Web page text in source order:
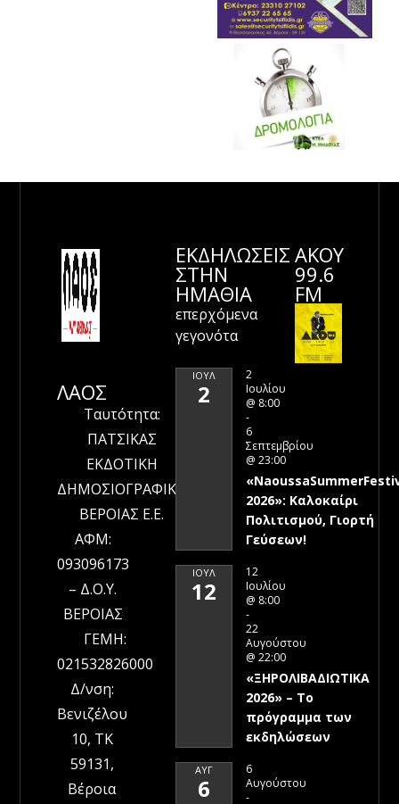
ΛΑΟΣ
Ταυτότητα:
ΠΑΤΣΙΚΑΣ
ΕΚΔΟΤΙΚΗ
ΔΗΜΟΣΙΟΓΡΑΦΙΚΗ
ΒΕΡΟΙΑΣ Ε.Ε.
ΑΦΜ:
093096173
– Δ.Ο.Υ.
ΒΕΡΟΙΑΣ
ΓΕΜΗ:
021532826000
Δ/νση:
Βενιζέλου
10, ΤΚ
59131,
Βέροια
ΕΚΔΗΛΩΣΕΙΣ
ΣΤΗΝ
ΗΜΑΘΊΑ
επερχόμενα
γεγονότα
ΙΟΎΛ
2
2
Ιουλίου
@ 8:00
-
6
Σεπτεμβρίου
@ 23:00
2026»: Καλοκαίρι
Πολιτισμού, Γιορτή
Γεύσεων!
ΙΟΎΛ
12
12
Ιουλίου
@ 8:00
-
22
Αυγούστου
@ 22:00
«ΞΗΡΟΛΙΒΑΔΙΩΤΙΚΑ
2026» – To
πρόγραμμα των
εκδηλώσεων
ΑΥΓ
6
6
Αυγούστου
-
ΑΚΟΥ
99.6
FM